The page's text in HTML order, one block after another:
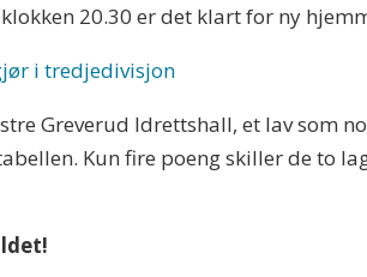
20.30 er det klart for ny
i tredjedivisjon
Greverud Idrettshall, et lav som
Kun fire poeng skiller de to